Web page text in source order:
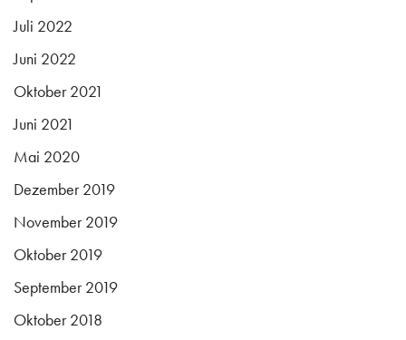
Juli 2022
Juni 2022
Oktober 2021
Juni 2021
Mai 2020
Dezember 2019
November 2019
Oktober 2019
September 2019
Oktober 2018